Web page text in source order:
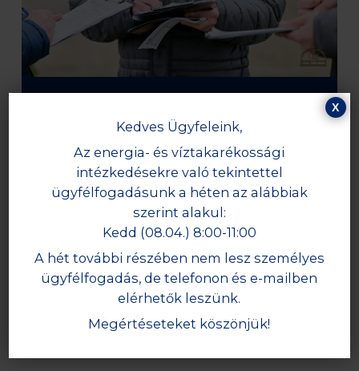
SZOLGÁLTATÁSAINK
Tekintsd meg szolgáltatásainkat
Csikójelölés •Lótulajdonos-átírás •Honosítás
SZOLGÁLTATÁSOK ÁRLISTA
Kedves Ügyfeleink,
Az energia- és víztakarékossági
intézkedésekre való tekintettel
ügyfélfogadásunk a héten az alábbiak
szerint alakul:
Kedd (08.04.) 8:00-11:00
A hét további részében nem lesz személyes
ügyfélfogadás, de telefonon és e-mailben
elérhetők leszünk.
Megértéseteket köszönjük!
X